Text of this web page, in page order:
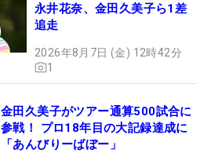
永井花奈、金田久美子ら1差
追走
2026年8月7日 (金) 12時42分
1
金田久美子がツアー通算500試合に
参戦！ プロ18年目の大記録達成に
「あんびりーばぼー」